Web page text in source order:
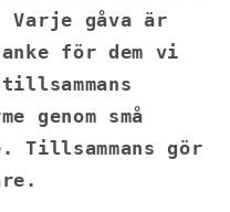
Varje gåva är
för dem vi
genom små
Tillsammans gör